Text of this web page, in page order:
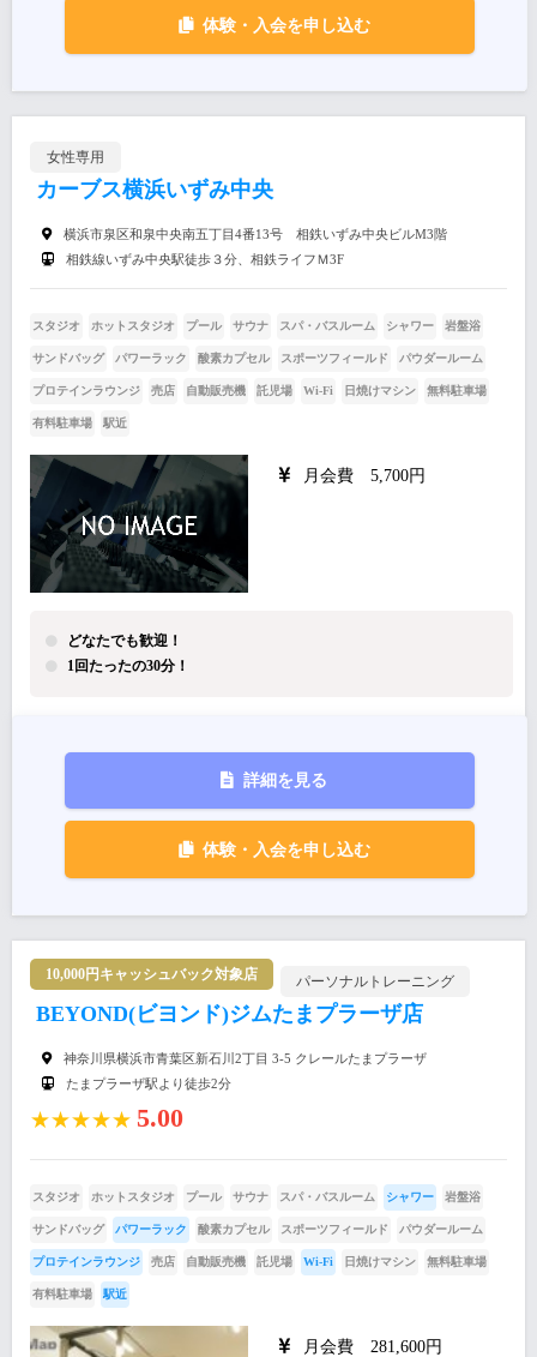
体験・入会を申し込む
女性専用
カーブス横浜いずみ中央
横浜市泉区和泉中央南五丁目4番13号 相鉄いずみ中央ビルM3階
相鉄線いずみ中央駅徒歩３分、相鉄ライフＭ3F
スタジオ ホットスタジオ プール サウナ スパ・バスルーム シャワー 岩盤浴
サンドバッグ パワーラック 酸素カプセル スポーツフィールド パウダールーム
プロテインラウンジ 売店 自動販売機 託児場 Wi-Fi 日焼けマシン 無料駐車場
有料駐車場 駅近
月会費 5,700円
どなたでも歓迎！
1回たったの30分！
詳細を見る
体験・入会を申し込む
10,000円キャッシュバック対象店 パーソナルトレーニング
BEYOND(ビヨンド)ジムたまプラーザ店
神奈川県横浜市⻘葉区新石川2丁目 3-5 クレールたまプラーザ
たまプラーザ駅より徒歩2分
★★★★★ 5.00
スタジオ ホットスタジオ プール サウナ スパ・バスルーム シャワー 岩盤浴
サンドバッグ パワーラック 酸素カプセル スポーツフィールド パウダールーム
プロテインラウンジ 売店 自動販売機 託児場 Wi-Fi 日焼けマシン 無料駐車場
有料駐車場 駅近
月会費 281,600円